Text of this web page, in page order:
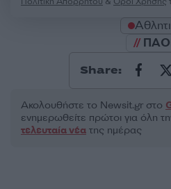
Share:
Ακολουθήστε το Νewsit.gr στο
ενημερωθείτε πρώτοι για όλη
τελευταία νέα της ημέρας